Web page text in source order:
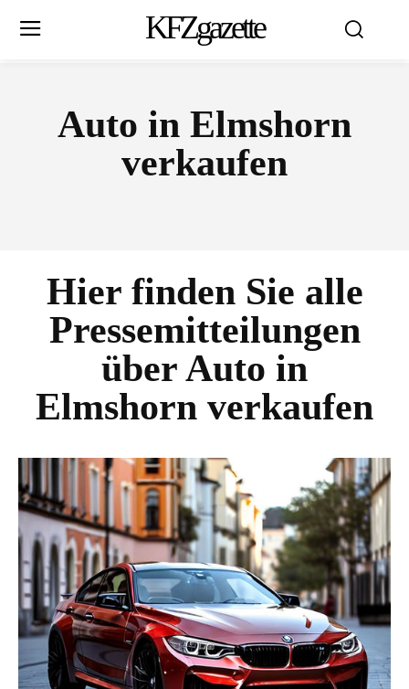
KFZgazette
Auto in Elmshorn
verkaufen
Hier finden Sie alle
Pressemitteilungen
überAuto in
Elmshorn verkaufen